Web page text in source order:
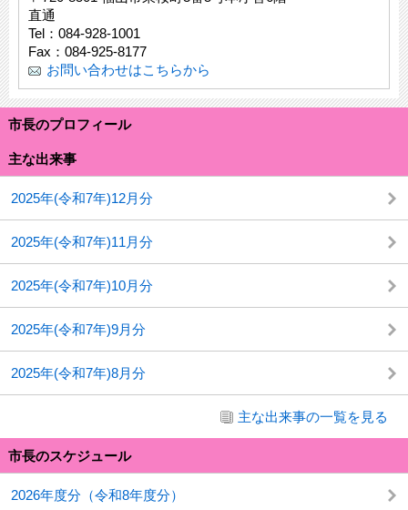
市長のプロフィール
主な出来事
2025年(令和7年)12月分
2025年(令和7年)11月分
2025年(令和7年)10月分
2025年(令和7年)9月分
2025年(令和7年)8月分
主な出来事の一覧を見る
市長のスケジュール
2026年度分（令和8年度分）
直通
Tel：084-928-1001
Fax：084-925-8177
お問い合わせはこちらから